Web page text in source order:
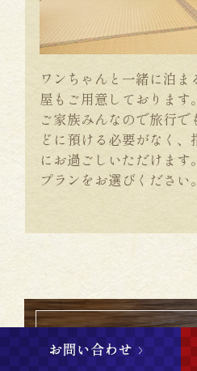
ワンちゃんと一緒に泊
屋もご用意しております。
ご家族みんなので旅行で
どに預ける必要がなく
にお過ごしいただけます
プランをお選びください。